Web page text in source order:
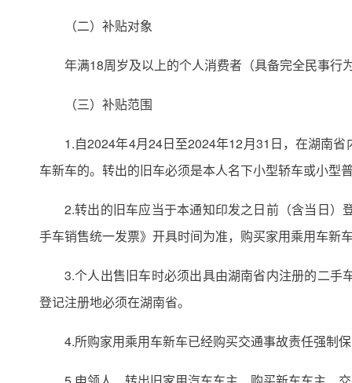
（二）补贴对象
年满18周岁及以上的个人消费者（具备完全民事行
（三）补贴范围
1.自2024年4月24日至2024年12月31日，在湖南
车新车的。转出的旧车必须是本人名下小型轿车或小型
2.转出的旧车应当于本通知印发之日前（含当日
手车销售统一发票》开具时间为准，购买家用乘用车新
3.个人出售旧车时必须出具由湖南省内注册的二
登记注册地必须在湖南省。
4.所购家用乘用车新车已经购买交通事故责任强制